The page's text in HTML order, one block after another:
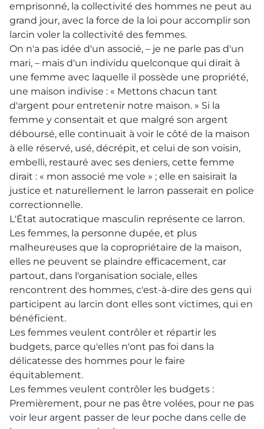
emprisonné, la collectivité des hommes ne peut au
grand jour, avec la force de la loi pour accomplir son
larcin voler la collectivité des femmes.
On n'a pas idée d'un associé, – je ne parle pas d'un
mari, – mais d'un individu quelconque qui dirait à
une femme avec laquelle il possède une propriété,
une maison indivise : « Mettons chacun tant
d'argent pour entretenir notre maison. » Si la
femme y consentait et que malgré son argent
déboursé, elle continuait à voir le côté de la maison
à elle réservé, usé, décrépit, et celui de son voisin,
embelli, restauré avec ses deniers, cette femme
dirait : « mon associé me vole » ; elle en saisirait la
justice et naturellement le larron passerait en police
correctionnelle.
L'État autocratique masculin représente ce larron.
Les femmes, la personne dupée, et plus
malheureuses que la copropriétaire de la maison,
elles ne peuvent se plaindre efficacement, car
partout, dans l'organisation sociale, elles
rencontrent des hommes, c'est-à-dire des gens qui
participent au larcin dont elles sont victimes, qui en
bénéficient.
Les femmes veulent contrôler et répartir les
budgets, parce qu'elles n'ont pas foi dans la
délicatesse des hommes pour le faire
équitablement.
Les femmes veulent contrôler les budgets :
Premièrement, pour ne pas être volées, pour ne pas
voir leur argent passer de leur poche dans celle de